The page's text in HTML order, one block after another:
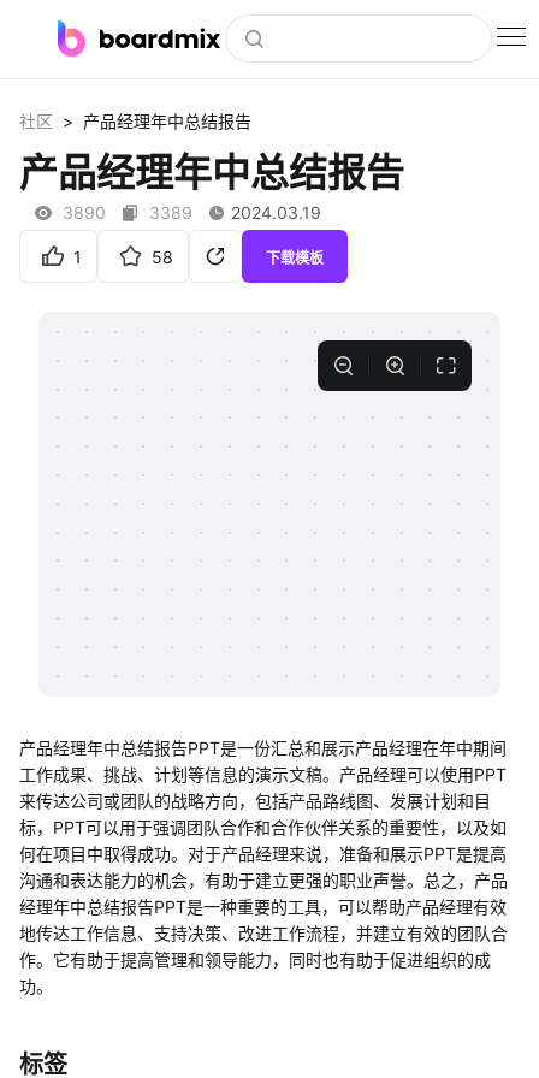
社区资源
下载
会员
私有化部署
客户案例
支持
知识分享社区
社区 > 产品经理年中总结报告
产品经理年中总结报告
3890 3389 2024.03.19
1 58 下载模板
产品经理年中总结报告PPT是一份汇总和展示产品经理在年中期间
工作成果、挑战、计划等信息的演示文稿。产品经理可以使用PPT
来传达公司或团队的战略方向，包括产品路线图、发展计划和目
标，PPT可以用于强调团队合作和合作伙伴关系的重要性，以及如
何在项目中取得成功。对于产品经理来说，准备和展示PPT是提高
沟通和表达能力的机会，有助于建立更强的职业声誉。总之，产品
经理年中总结报告PPT是一种重要的工具，可以帮助产品经理有效
地传达工作信息、支持决策、改进工作流程，并建立有效的团队合
作。它有助于提高管理和领导能力，同时也有助于促进组织的成
功。
标签